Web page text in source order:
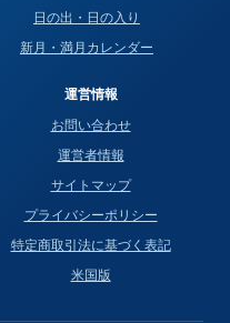
日の出・日の入り
新月・満月カレンダー
運営情報
お問い合わせ
運営者情報
サイトマップ
プライバシーポリシー
特定商取引法に基づく表記
米国版